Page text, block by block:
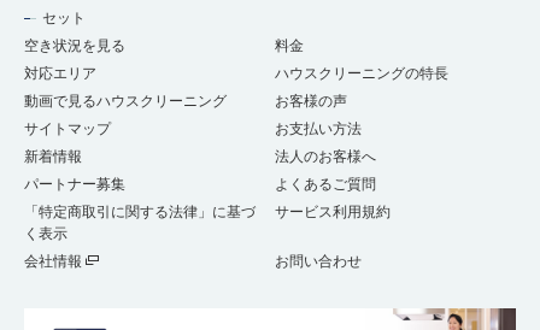
セット
空き状況を見る
料金
対応エリア
ハウスクリーニングの特長
動画で見るハウスクリーニング
お客様の声
サイトマップ
お支払い方法
新着情報
法人のお客様へ
パートナー募集
よくあるご質問
「特定商取引に関する法律」に基づ
く表示
サービス利用規約
会社情報 お問い合わせ